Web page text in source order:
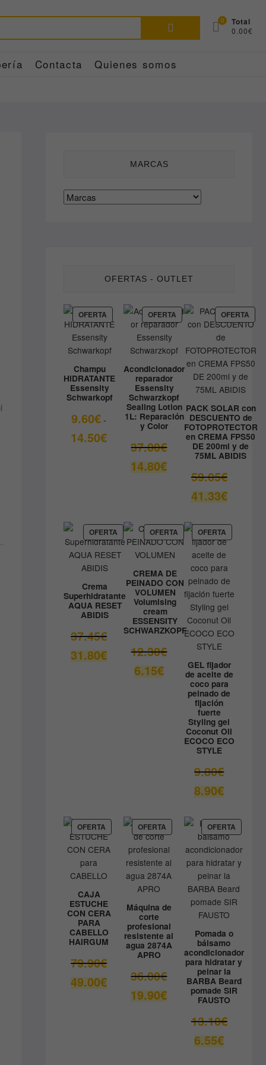
Buscar
0 Total
0.00€
Contacta Quienes somos
MARCAS
OFERTAS - OUTLET
OFERTAPRODUCTO
EN
OFERTA
Champu
HIDRATANTE
Essensity
Schwarkopf
9.60€ -
14.50€Rango
precios:
OFERTA PRODUCTO
EN
Acondicionador
reparador
Essensity
Schwarzkopf
Sealing Lotion
1L: Reparación
y Color
37.00€El
original
37.00€.
14.80€El
precio
OFERTA
EN
PACK SOLAR con
DESCUENTO de
FOTOPROTECTOR
en CREMA FPS50
DE 200ml y de
75ML ABIDIS
59.05€El
original
59.05€.
41.33€El
precio
OFERTAPRODUCTO
EN
OFERTA
Crema
Superhidratante
AQUA RESET
ABIDIS
37.45€El
original
31.80€El
precio
OFERTA PRODUCTO
EN
OFERTA
CREMA DE
PEINADO CON
VOLUMEN
Volumising
cream
ESSENSITY
SCHWARZKOPF
12.30€El
precio
original
12.30€.
6.15€El
precio
OFERTAPRODUCTO
EN
OFERTA
GEL fijador
de aceite de
coco para
peinado de
fijación
fuerte
Styling gel
Coconut Oil
ECOCO ECO
STYLE
9.80€El
original
9.80€.
8.90€El
precio
es:
8.90€.
OFERTA PRODUCTO
EN
OFERTA
CAJA
ESTUCHE
CON CERA
PARA
CABELLO
HAIRGUM
79.90€El
original
49.00€El
precio
OFERTAPRODUCTO
EN
OFERTA
Máquina de
corte
profesional
resistente al
agua 2874A
APRO
36.00€El
precio
original
36.00€.
19.90€El
precio
19.90€.
OFERTA
EN
OFERTA
Pomada o
bálsamo
acondicionador
para hidratar y
peinar la
BARBA Beard
pomade SIR
FAUSTO
13.10€El
6.55€El
precio